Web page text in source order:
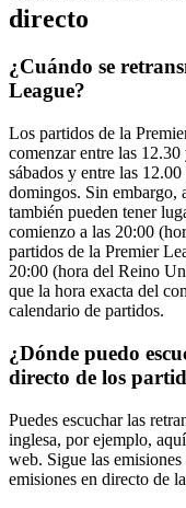
directo
¿Cuándo se
League?
Los partidos de la
comenzar entre las
sábados y entre las
domingos. Sin embargo,
también pueden tener
comienzo a las 20:00
partidos de la Premier
20:00 (hora del Reino
que la hora exacta del
calendario de partidos.
¿Dónde puedo
directo de los
Puedes escuchar las
inglesa, por ejemplo,
web. Sigue las
emisiones en directo de